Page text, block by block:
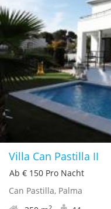
Villa Can Pastilla II
Ab € 150 Pro Nacht
Can Pastilla, Palma